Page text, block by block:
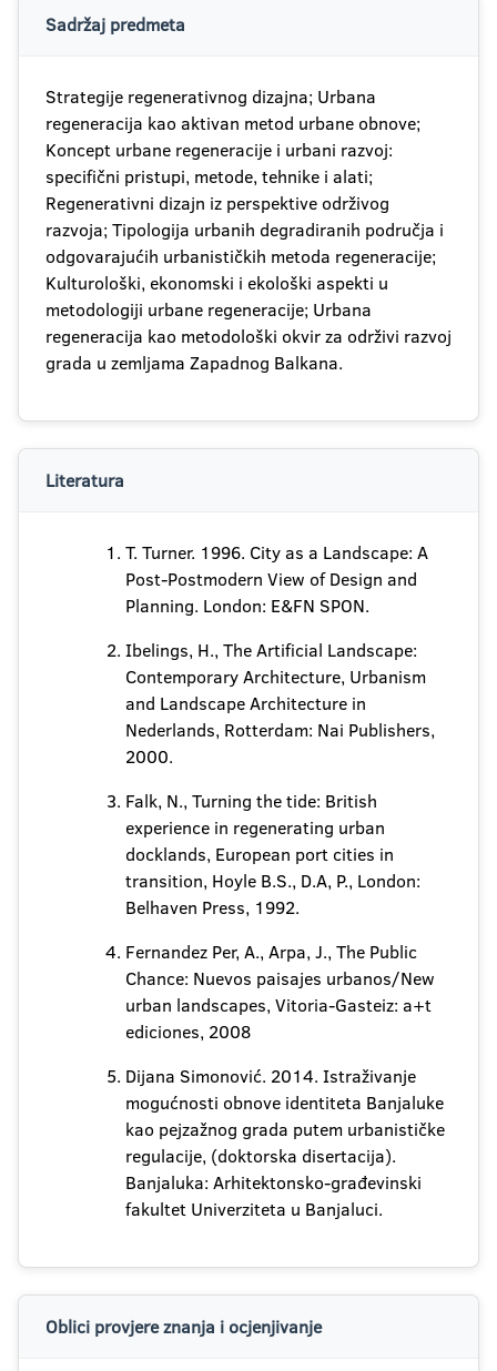
Sadržaj predmeta
Strategije regenerativnog dizajna; Urbana
regeneracija kao aktivan metod urbane obnove;
Koncept urbane regeneracije i urbani razvoj:
specifični pristupi, metode, tehnike i alati;
Regenerativni dizajn iz perspektive održivog
razvoja; Tipologija urbanih degradiranih područja i
odgovarajućih urbanističkih metoda regeneracije;
Kulturološki, ekonomski i ekološki aspekti u
metodologiji urbane regeneracije; Urbana
regeneracija kao metodološki okvir za održivi razvoj
grada u zemljama Zapadnog Balkana.
Literatura
T. Turner. 1996. City as a Landscape: A
Post-Postmodern View of Design and
Planning. London: E&FN SPON.
Ibelings, H., The Artificial Landscape:
Contemporary Architecture, Urbanism
and Landscape Architecture in
Nederlands, Rotterdam: Nai Publishers,
2000.
Falk, N., Turning the tide: British
experience in regenerating urban
docklands, European port cities in
transition, Hoyle B.S., D.A, P., London:
Belhaven Press, 1992.
Fernandez Per, A., Arpa, J., The Public
Chance: Nuevos paisajes urbanos/New
urban landscapes, Vitoria-Gasteiz: a+t
ediciones, 2008
Dijana Simonović. 2014. Istraživanje
mogućnosti obnove identiteta Banjaluke
kao pejzažnog grada putem urbanističke
regulacije, (doktorska disertacija).
Banjaluka: Arhitektonsko-građevinski
fakultet Univerziteta u Banjaluci.
Oblici provjere znanja i ocjenjivanje